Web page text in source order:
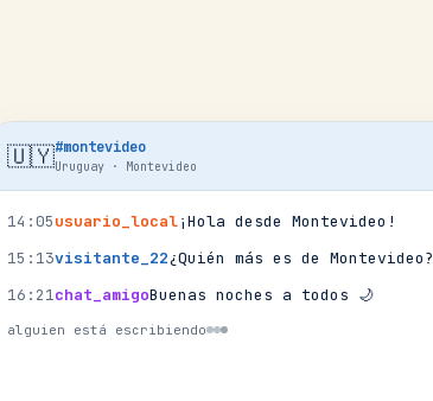
🇺🇾#montevideo
Uruguay · Montevideo
14 :05usuario_local¡Hola desde Montevideo!
15 : 13visitante_22¿Quién más es de Montevideo?
16 : 21chat_amigoBuenas noches a todos 🌙
alguien está escribiendo